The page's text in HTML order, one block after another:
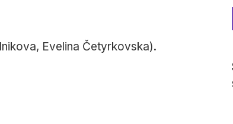
Evelina Četyrkovska).